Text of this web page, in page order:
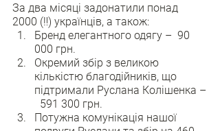
За два місяці задонатили понад
2000 (‼️) українців, а також:
Бренд елегантного одягу –  90
000 грн.
Окремий збір з великою
кількістю благодійників, що
підтримали Руслана Колішенка –
591 300 грн.
Потужна комунікація нашої